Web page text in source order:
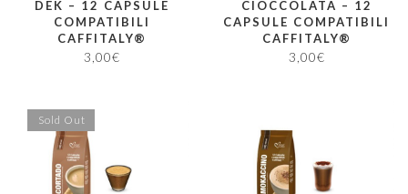
DEK – 12 CAPSULE
COMPATIBILI
CAFFITALY®
3,00€
CIOCCOLATA – 12
CAPSULE COMPATIBILI
CAFFITALY®
3,00€
Sold Out